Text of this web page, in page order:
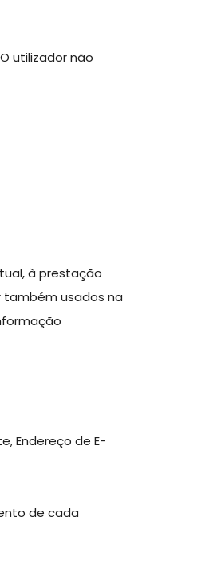
utilizador não
à prestação
também usados na
Endereço de E-
de cada